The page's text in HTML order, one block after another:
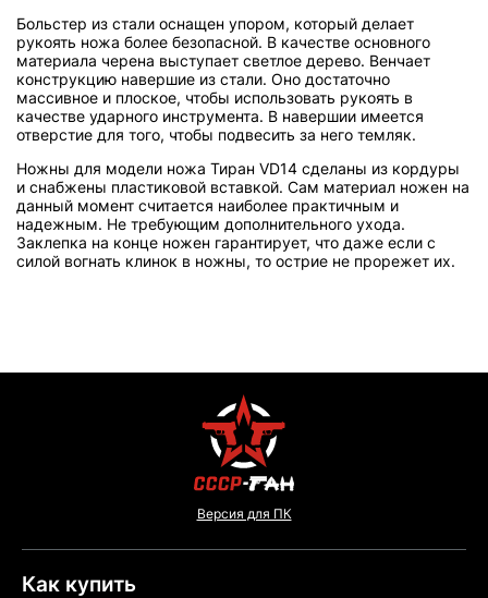
Больстер из стали оснащен упором, который делает
рукоять ножа более безопасной. В качестве основного
материала черена выступает светлое дерево. Венчает
конструкцию навершие из стали. Оно достаточно
массивное и плоское, чтобы использовать рукоять в
качестве ударного инструмента. В навершии имеется
отверстие для того, чтобы подвесить за него темляк.
Ножны для модели ножа Тиран VD14 сделаны из кордуры
и снабжены пластиковой вставкой. Сам материал ножен на
данный момент считается наиболее практичным и
надежным. Не требующим дополнительного ухода.
Заклепка на конце ножен гарантирует, что даже если с
силой вогнать клинок в ножны, то острие не прорежет их.
Версия для ПК
Как купить